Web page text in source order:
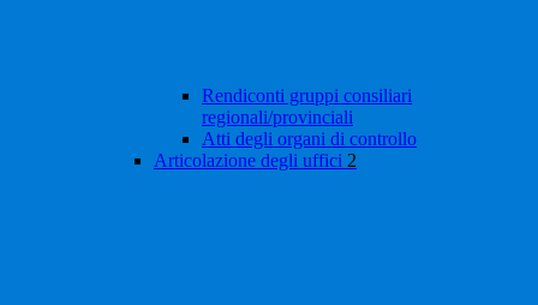
Rendiconti gruppi consiliari
regionali/provinciali
Atti degli organi di controllo
Articolazione degli uffici 2